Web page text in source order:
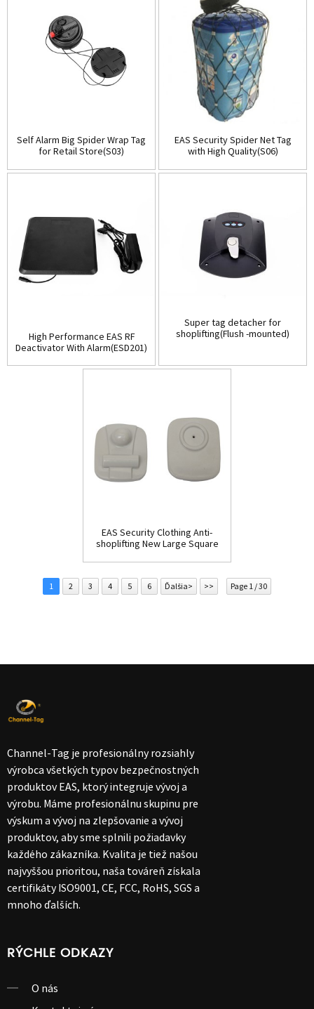
Self Alarm Big Spider Wrap Tag
for Retail Store(S03)
EAS Security Spider Net Tag
with High Quality(S06)
High Performance EAS RF
Deactivator With Alarm(ESD201)
Super tag detacher for
shoplifting(Flush -mounted)
EAS Security Clothing Anti-
shoplifting New Large Square
1 2 3 4 5 6 Ďalšia> >> Page 1 / 30
Channel-Tag je profesionálny rozsiahly
výrobca všetkých typov bezpečnostných
produktov EAS, ktorý integruje vývoj a
výrobu. Máme profesionálnu skupinu pre
výskum a vývoj na zlepšovanie a vývoj
produktov, aby sme splnili požiadavky
každého zákazníka. Kvalita je tiež našou
najvyššou prioritou, naša továreň získala
certifikáty ISO9001, CE, FCC, RoHS, SGS a
mnoho ďalších.
RÝCHLE ODKAZY
O nás